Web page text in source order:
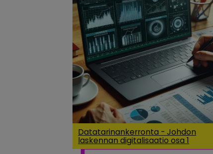
Datatarinankerronta - Johdon
laskennan digitalisaatio osa 1